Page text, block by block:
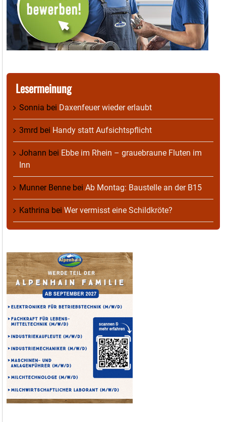
Lesermeinung
Sonnia bei Daxenfeuer wieder erlaubt
3mrd bei Handy statt Aufsichtspflicht
Johann bei Ebbe im Rhein – grauebraune Fluten im
Inn
Munner Benne bei Ab Montag: Baustelle an der B15
Kathrina bei Wer vermisst eine Schildkröte?